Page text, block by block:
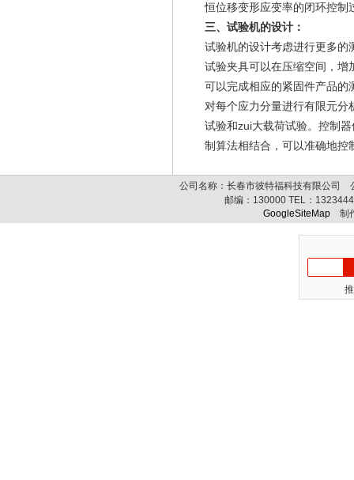
恒位移变形应变率的闭环控制
三、试验机的设计：
试验机的设计考虑进行更多的
试验夹具可以在压缩空间，增
可以完成相应的紧固件产品的
对每个应力分量进行有限元
试验和zui大载荷试验。控制
制算法相结合，可以准确地控
公司名称：长春市彼特福科技有限公司
邮编： 130000TEL：
GoogleSiteMap 制